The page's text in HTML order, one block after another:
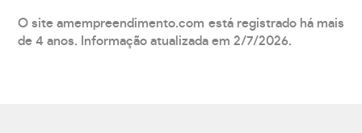
O site amempreendimento.com está registrado há mais
de 4 anos. Informação atualizada em 2/7/2026.